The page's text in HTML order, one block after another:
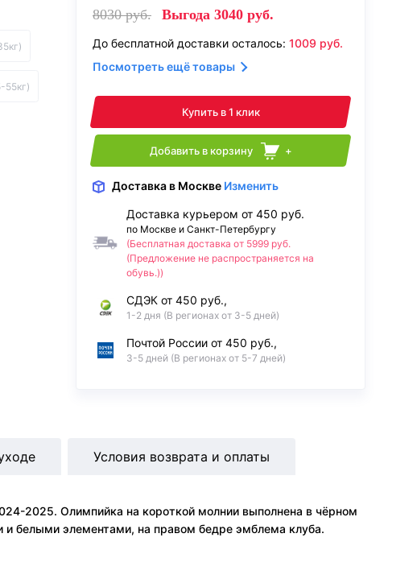
55кг)
8030руб. Выгода 3040 руб.
До бесплатной доставки осталось: 1009 руб.
Посмотреть ещё товары
Купить в 1 клик
Добавить в корзину +
Доставка в Москве Изменить
Доставка курьером от 450 руб.
по Москве и Санкт-Петербургу
(Бесплатная доставка от 5999 руб.
(Предложение не распространяется на
обувь.))
СДЭК от 450 руб.,
1-2 дня (В регионах от 3-5 дней)
Почтой России от 450 руб.,
3-5 дней (В регионах от 5-7 дней)
2025. Олимпийка на короткой молнии выполнена в чёрном
белыми элементами, на правом бедре эмблема клуба.
Условия возврата и оплаты